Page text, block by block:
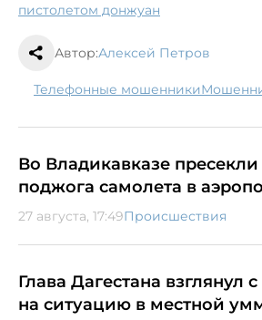
пистолетом донжуан
Автор:Алексей Петров
телефонные мошенники
Во Владикавказе
поджога самолета в
27 августа, 17:49Происшествия
Глава Дагестана взглянул
на ситуацию в местной